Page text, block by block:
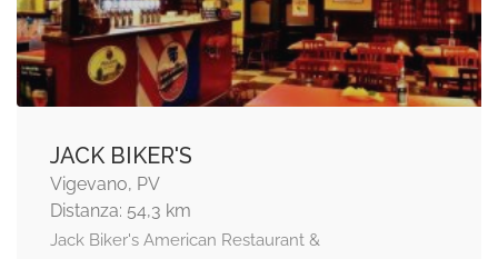
JACK BIKER'S
Vigevano, PV
Distanza: 54,3 km
Jack Biker's American Restaurant &